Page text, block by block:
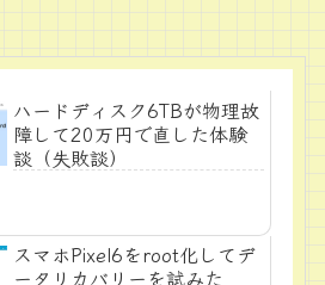
ハードディスク6TBが物理故
障して20万円で直した体験
談（失敗談）
スマホPixel6をroot化してデ
ータリカバリーを試みた